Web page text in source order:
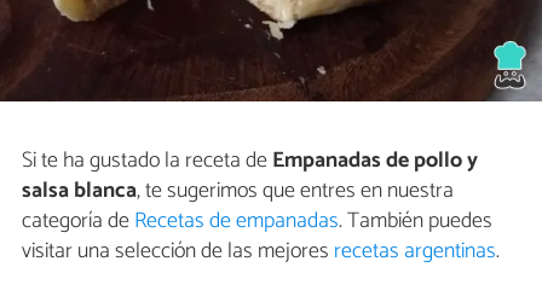
Si te ha gustado la receta deEmpanadas de pollo y
salsa blanca, te sugerimos que entres en nuestra
categoría deRecetas de empanadas. También puedes
visitar una selección de las mejores recetas argentinas.